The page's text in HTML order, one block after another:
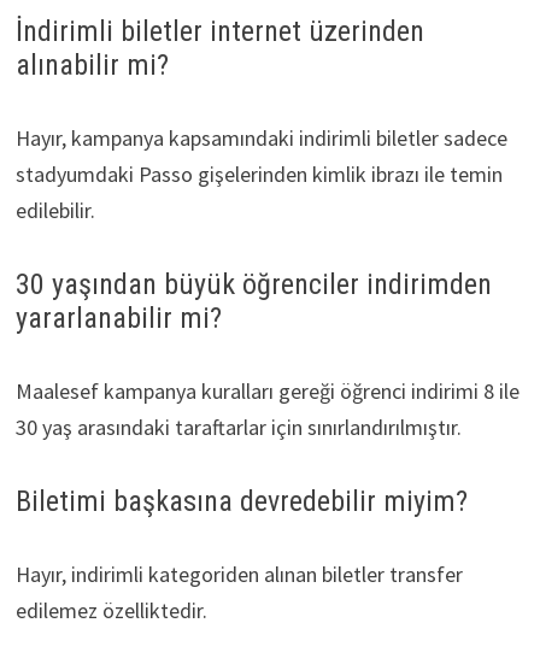
İndirimli biletler internet üzerinden
alınabilir mi?
Hayır, kampanya kapsamındaki indirimli biletler sadece
stadyumdaki Passo gişelerinden kimlik ibrazı ile temin
edilebilir.
30 yaşından büyük öğrenciler indirimden
yararlanabilir mi?
Maalesef kampanya kuralları gereği öğrenci indirimi 8 ile
30 yaş arasındaki taraftarlar için sınırlandırılmıştır.
Biletimi başkasına devredebilir miyim?
Hayır, indirimli kategoriden alınan biletler transfer
edilemez özelliktedir.